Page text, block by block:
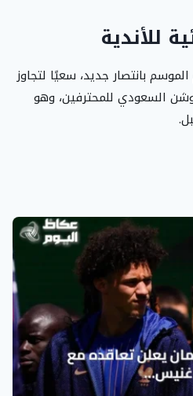
للأندية
بانتصار جديد، سعيًا لتجاوز
روشن السعودي للمحترفين، وهو